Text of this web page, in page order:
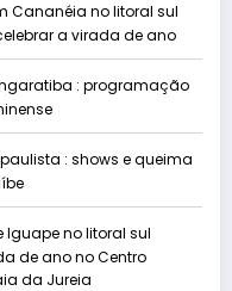
Cananéia no litoral sul
a virada de ano
: programação
: shows e queima
Iguape no litoral sul
de ano no Centro
da Jureia